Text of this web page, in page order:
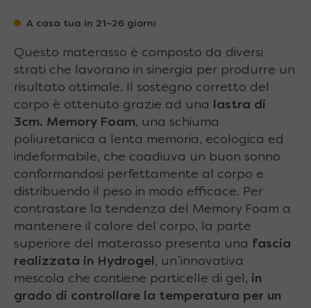
A casa tua in 21~26 giorni
Questo materasso è composto da diversi
strati che lavorano in sinergia per produrre un
risultato ottimale. Il sostegno corretto del
corpo è ottenuto grazie ad una lastra di
3cm. Memory Foam, una schiuma
poliuretanica a lenta memoria, ecologica ed
indeformabile, che coadiuva un buon sonno
conformandosi perfettamente al corpo e
distribuendo il peso in modo efficace. Per
contrastare la tendenza del Memory Foam a
mantenere il calore del corpo, la parte
superiore del materasso presenta una fascia
realizzata in Hydrogel, un’innovativa
mescola che contiene particelle di gel, in
grado di controllare la temperatura per un